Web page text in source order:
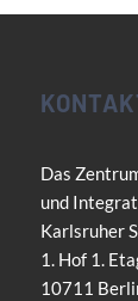
Das
und
Karlsruher
1. Hof 1.
10711